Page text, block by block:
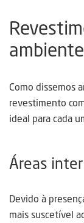
Como dissemos
revestimento
ideal para cada
Áreas
Devido à
mais suscetível